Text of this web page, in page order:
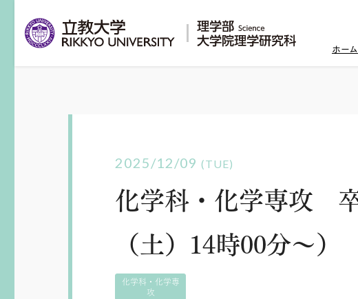
ホーム
2025/12/09 (TUE)
化学科・化学専攻
（土）14時00分〜）
化学科・化学専
攻